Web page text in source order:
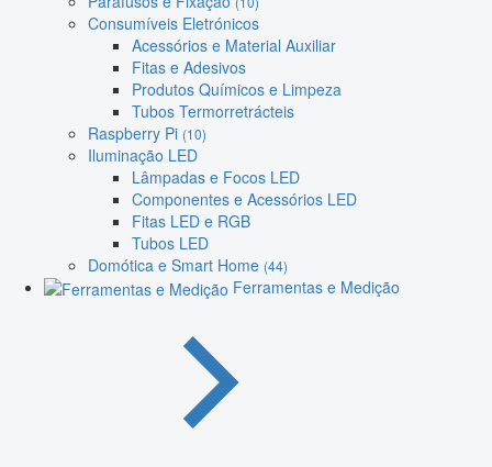
Consumíveis Eletrónicos
Acessórios e Material Auxiliar
Fitas e Adesivos
Produtos Químicos e Limpeza
Tubos Termorretrácteis
Raspberry Pi (10)
Iluminação LED
Lâmpadas e Focos LED
Componentes e Acessórios LED
Fitas LED e RGB
Tubos LED
Domótica e Smart Home (44)
Ferramentas e Medição